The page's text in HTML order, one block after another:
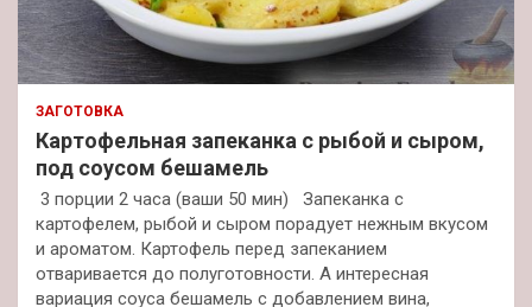
ЗАГОТОВКА
Картофельная запеканка с рыбой и сыром,
под соусом бешамель
3 порции 2 часа (ваши 50 мин) Запеканка с
картофелем, рыбой и сыром порадует нежным вкусом
и ароматом. Картофель перед запеканием
отваривается до полуготовности. А интересная
вариация соуса бешамель с добавлением вина,